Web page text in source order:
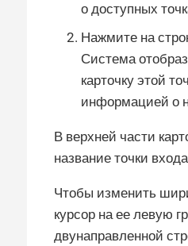
о доступных
Нажмите на
Система
карточку этой
информацией о
В верхней части
название точки
Чтобы изменить
курсор на ее левую
двунаправленной